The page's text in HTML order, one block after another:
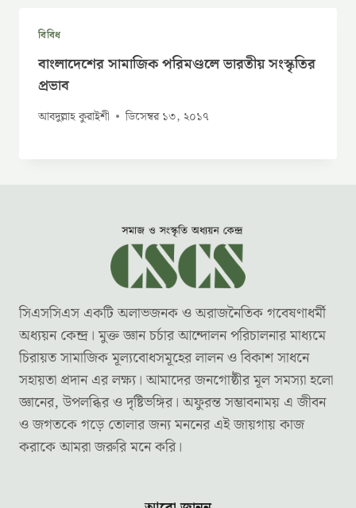
বিবিধ
বাংলাদেশের সামাজিক পরিমণ্ডলে ভারতীয় সংস্কৃতির
প্রভাব
আবদুল্লাহ কুরাইশী ডিসেম্বর ১৩, ২০১৭
সিএসসিএস একটি অলাভজনক ও অরাজনৈতিক গবেষণাধর্মী
অধ্যয়ন কেন্দ্র। মুক্ত জ্ঞান চর্চার আন্দোলন পরিচালনার মাধ্যমে
চিরায়ত সামাজিক মূল্যবোধসমূহের লালন ও বিকাশ সাধনে
সহায়তা প্রদান এর লক্ষ্য। আমাদের জনগোষ্ঠীর মূল সমস্যা হলো
জ্ঞানের, উপলব্ধির ও দৃষ্টিভঙ্গির। অফুরন্ত সম্ভাবনাময় এ জীবন
ও জগতকে গড়ে তোলার জন্য মননের এই জায়গায় কাজ
করাকে আমরা জরুরি মনে করি।